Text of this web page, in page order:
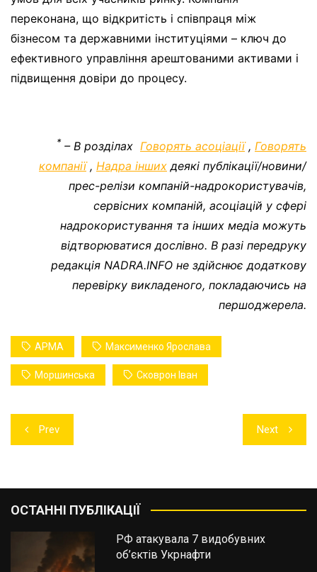
переконана, що відкритість і співпраця між
бізнесом та державними інституціями – ключ до
ефективного управління арештованими активами і
підвищення довіри до процесу.
* – В розділах Говорять асоціації, Говорять
компанії, Надра інших деякі публікації/новини/
прес-релізи компаній-надрокористувачів,
сервісних компаній, асоціацій у сфері
надрокористування та інших медіа можуть
відтворюватися дослівно. В разі передруку
редакція NADRA.INFO не здійснює додаткову
перевірку викладеного, покладаючись на
першоджерела.
АРМА Максименко Ярослава
Моршинська Сковрон Іван
Навігація
записів
Prev Next
ОСТАННІ ПУБЛІКАЦІЇ
РФ атакувала 7 видобувних
об’єктів Укрнафти